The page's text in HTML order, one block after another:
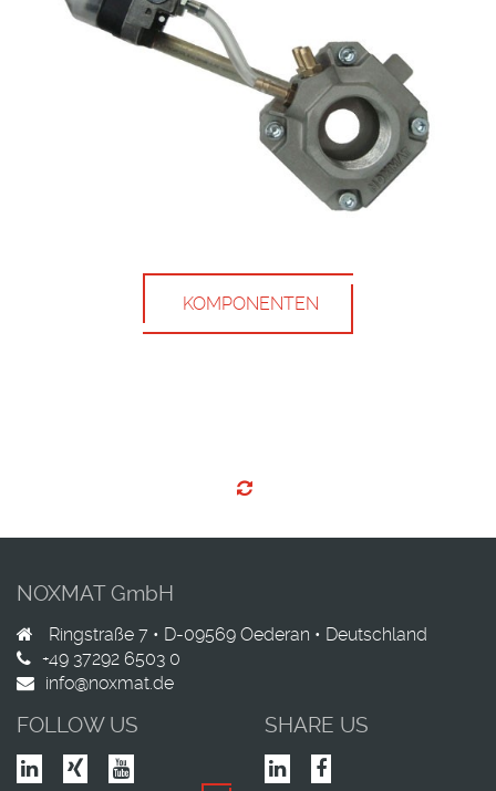
KOMPONENTEN
NOXMAT GmbH
Ringstraße 7 • D-09569 Oederan • Deutschland
+49 37292 6503 0
info@noxmat.de
FOLLOW US SHARE US